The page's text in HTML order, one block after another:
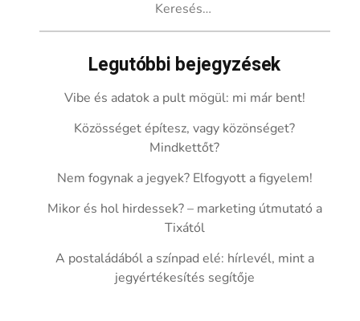
Legutóbbi bejegyzések
Vibe és adatok a pult mögül: mi már bent!
Közösséget építesz, vagy közönséget?
Mindkettőt?
Nem fogynak a jegyek? Elfogyott a figyelem!
Mikor és hol hirdessek? – marketing útmutató a
Tixától
A postaládából a színpad elé: hírlevél, mint a
jegyértékesítés segítője